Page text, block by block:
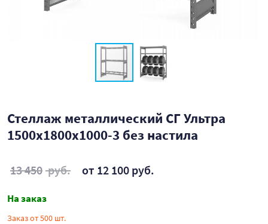
Стеллаж металлический СГ Ультра
1500x1800x1000-3 без настила
13 450 руб. от 12 100 руб.
На заказ
Заказ от 500 шт.